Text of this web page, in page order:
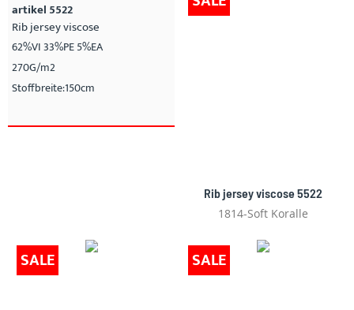
artikel 5522
Rib jersey viscose
62%VI 33%PE 5%EA
270G/m2
Stoffbreite:150cm
Rib jersey viscose 5522
1814-Soft Koralle
SALE SALE